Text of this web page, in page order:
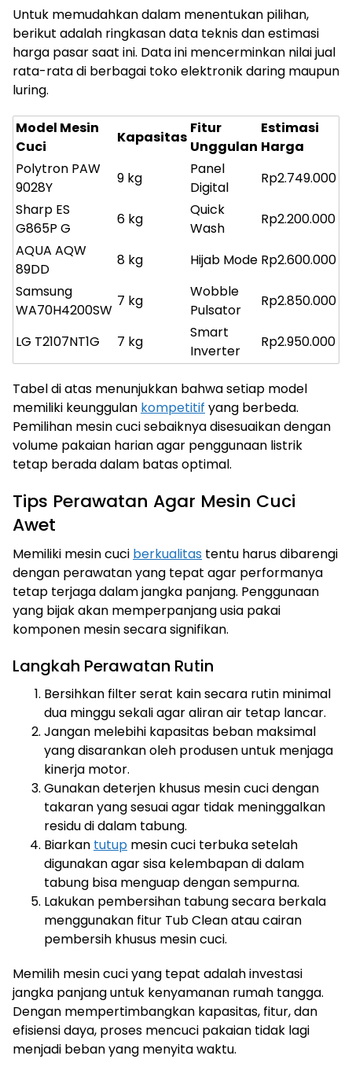
Untuk memudahkan dalam menentukan pilihan,
berikut adalah ringkasan data teknis dan estimasi
harga pasar saat ini. Data ini mencerminkan nilai jual
rata-rata di berbagai toko elektronik daring maupun
luring.
Model Mesin
Cuci
Kapasitas
Fitur
Unggulan
Estimasi
Harga
Polytron PAW
9028Y
9 kg
Panel
Digital
Rp2.749.000
Sharp ES
G865P G
6 kg
Quick
Wash
Rp2.200.000
AQUA AQW
89DD
8 kg Hijab Mode Rp2.600.000
Samsung
WA70H4200SW
7 kg
Wobble
Pulsator
Rp2.850.000
LG T2107NT1G 7 kg
Smart
Inverter
Rp2.950.000
Tabel di atas menunjukkan bahwa setiap model
memiliki keunggulan kompetitif yang berbeda.
Pemilihan mesin cuci sebaiknya disesuaikan dengan
volume pakaian harian agar penggunaan listrik
tetap berada dalam batas optimal.
Tips Perawatan Agar Mesin Cuci
Awet
Memiliki mesin cuci berkualitas tentu harus dibarengi
dengan perawatan yang tepat agar performanya
tetap terjaga dalam jangka panjang. Penggunaan
yang bijak akan memperpanjang usia pakai
komponen mesin secara signifikan.
Langkah Perawatan Rutin
Bersihkan filter serat kain secara rutin minimal
dua minggu sekali agar aliran air tetap lancar.
Jangan melebihi kapasitas beban maksimal
yang disarankan oleh produsen untuk menjaga
kinerja motor.
Gunakan deterjen khusus mesin cuci dengan
takaran yang sesuai agar tidak meninggalkan
residu di dalam tabung.
Biarkan tutup mesin cuci terbuka setelah
digunakan agar sisa kelembapan di dalam
tabung bisa menguap dengan sempurna.
Lakukan pembersihan tabung secara berkala
menggunakan fitur Tub Clean atau cairan
pembersih khusus mesin cuci.
Memilih mesin cuci yang tepat adalah investasi
jangka panjang untuk kenyamanan rumah tangga.
Dengan mempertimbangkan kapasitas, fitur, dan
efisiensi daya, proses mencuci pakaian tidak lagi
menjadi beban yang menyita waktu.